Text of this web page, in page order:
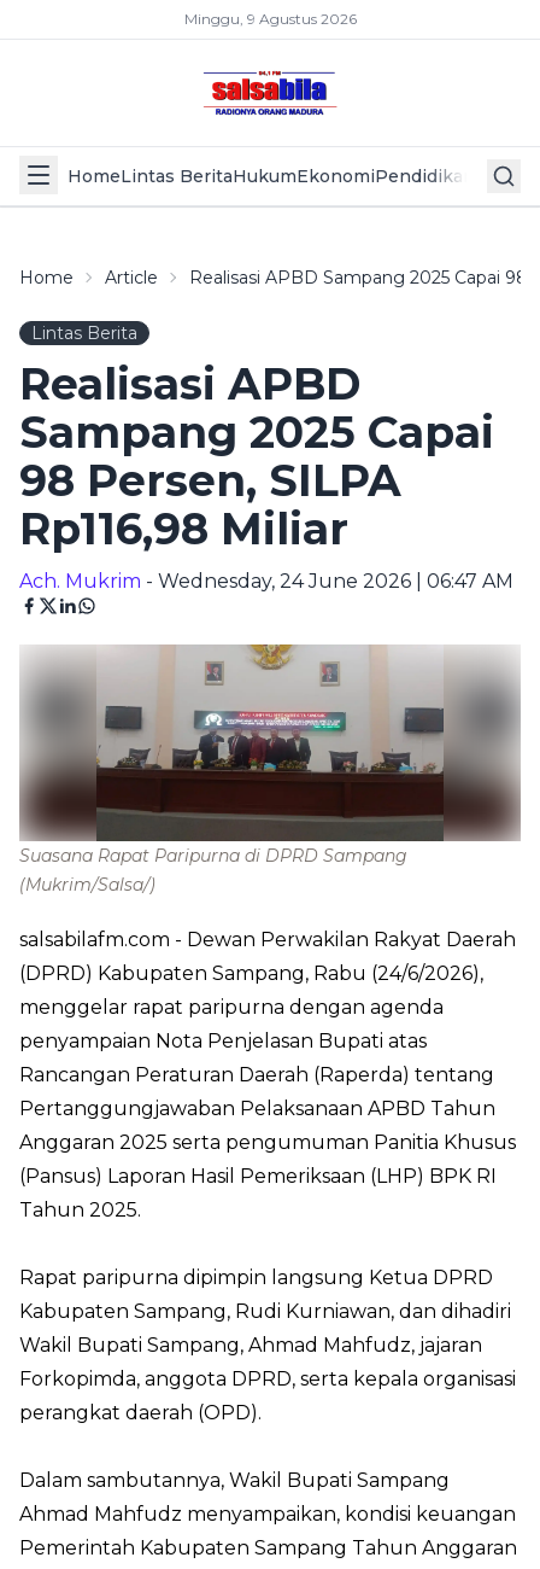
Minggu, 9 Agustus 2026
HomeLintas BeritaHukumEkonomiPendidikan Politik
Home Article Realisasi APBD Sampang 2025 Capai 98
Lintas Berita
Realisasi APBD
Sampang 2025 Capai
98 Persen, SILPA
Rp116,98 Miliar
Ach. Mukrim - Wednesday, 24 June 2026 | 06:47 AM
Suasana Rapat Paripurna di DPRD Sampang
(Mukrim/Salsa/)
salsabilafm.com - Dewan Perwakilan Rakyat Daerah
(DPRD) Kabupaten Sampang, Rabu (24/6/2026),
menggelar rapat paripurna dengan agenda
penyampaian Nota Penjelasan Bupati atas
Rancangan Peraturan Daerah (Raperda) tentang
Pertanggungjawaban Pelaksanaan APBD Tahun
Anggaran 2025 serta pengumuman Panitia Khusus
(Pansus) Laporan Hasil Pemeriksaan (LHP) BPK RI
Tahun 2025.
Rapat paripurna dipimpin langsung Ketua DPRD
Kabupaten Sampang, Rudi Kurniawan, dan dihadiri
Wakil Bupati Sampang, Ahmad Mahfudz, jajaran
Forkopimda, anggota DPRD, serta kepala organisasi
perangkat daerah (OPD).
Dalam sambutannya, Wakil Bupati Sampang
Ahmad Mahfudz menyampaikan, kondisi keuangan
Pemerintah Kabupaten Sampang Tahun Anggaran